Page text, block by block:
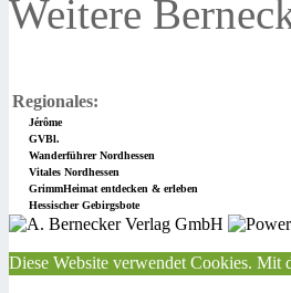
Weitere
Regionales:
Jérôme
GVBl.
Wanderführer Nordhessen
Vitales Nordhessen
GrimmHeimat entdecken & erleben
Hessischer Gebirgsbote
Diese Website verwendet Cookies. Mit